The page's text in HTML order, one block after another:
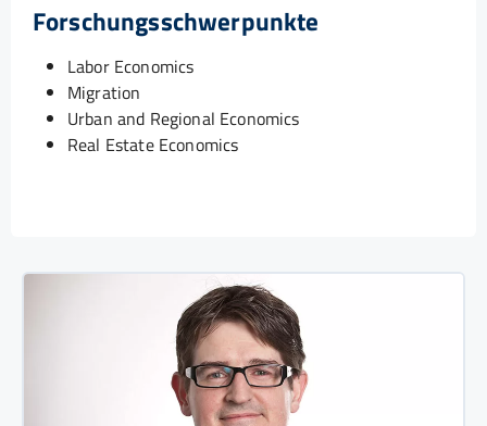
Forschungsschwerpunkte
Labor Economics
Migration
Urban and Regional Economics
Real Estate Economics